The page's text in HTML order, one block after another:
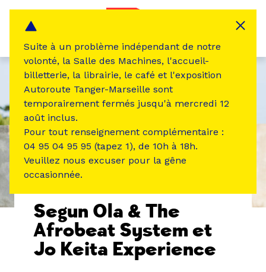
ÉVÉNEMENT PASSÉ
Segun Ola & The
Afrobeat System et
Jo Keita Experience
Suite à un problème indépendant de notre
volonté, la Salle des Machines, l'accueil-
billetterie, la librairie, le café et l'exposition
Autoroute Tanger-Marseille sont
temporairement fermés jusqu'à mercredi 12
août inclus.
Pour tout renseignement complémentaire :
04 95 04 95 95 (tapez 1), de 10h à 18h.
Veuillez nous excuser pour la gêne
occasionnée.
Panneau de gestion des cookies